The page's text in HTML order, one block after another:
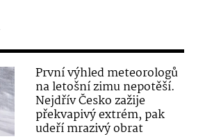
První výhled meteorologů
na letošní zimu nepotěší.
Nejdřív Česko zažije
překvapivý extrém, pak
udeří mrazivý obrat